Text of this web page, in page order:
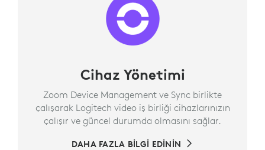
Cihaz Yönetimi
Zoom Device Management ve Sync birlikte
çalışarak Logitech video iş birliği cihazlarınızın
çalışır ve güncel durumda olmasını sağlar.
DAHA FAZLA BİLGİ EDİNİN